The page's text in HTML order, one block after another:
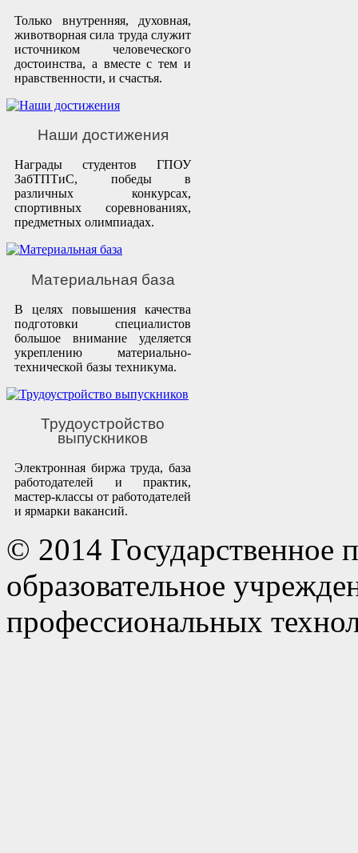
Только внутренняя, духовная,
животворная сила труда служит
источником человеческого
достоинства, а вместе с тем и
нравственности, и счастья.
Наши достижения
Награды студентов ГПОУ
ЗабТПТиС, победы в
различных конкурсах,
спортивных соревнованиях,
предметных олимпиадах.
Материальная база
В целях повышения качества
подготовки специалистов
большое внимание уделяется
укреплению материально-
технической базы техникума.
Трудоустройство
выпускников
Электронная биржа труда, база
работодателей и практик,
мастер-классы от работодателей
и ярмарки вакансий.
© 2014 Государственное
образовательное
профессиональных